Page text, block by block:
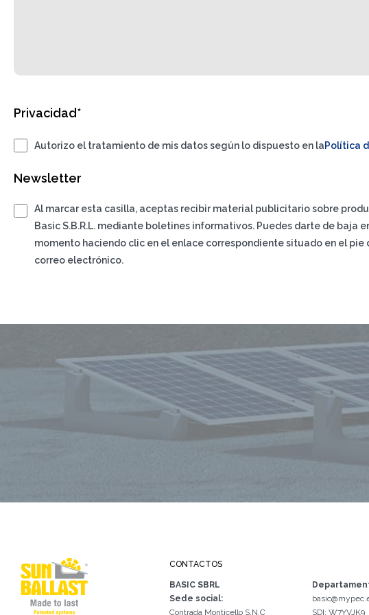
Privacidad*
Autorizo el tratamiento de mis datos según lo dispuesto en laPolítica
Newsletter
Al marcar esta casilla, aceptas recibir material publicitario sobre
Basic S.B.R.L. mediante boletines informativos. Puedes darte de baja
momento haciendo clic en el enlace correspondiente situado en el pie
correo electrónico.
CONTACTOS
BASIC SBRL
Sede social:
Contrada Monticello S.N.C
SDI: W7YVJK9